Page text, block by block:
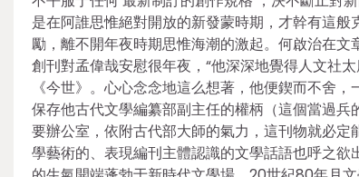
是在阿誰思惟絕對開放的新發蒙時期，才幹有這
勵，離不開年夜時期思惟海潮的激起。何啟治在文
創刊對孟偉哉安慰很年夜，“他深深地覺得人文社
《今世》。心心念念地這么想著，他便鍥而不舍
保存他古代文學編纂部副主任的權柄（這個當過兵
要辦公室，依附古代部大師的氣力，這刊物就必
學藝術的、表現編刊主體認識的文學話語也呼之